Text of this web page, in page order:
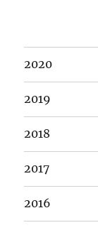
2020
2019
2018
2017
2016